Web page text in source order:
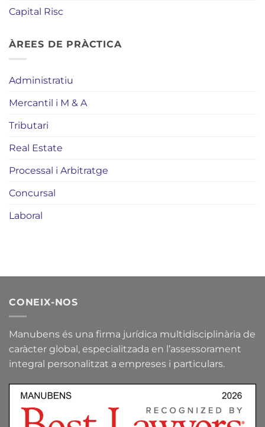
Capital Risc
ÀREES DE PRÀCTICA
Administratiu
Mercantil i M & A
Tributari
Real Estate
Processal i Arbitratge
Concursal
Laboral
CONEIX-NOS
Manubens és una firma jurídica multidisciplinària de
caràcter global, especialitzada en l’assessorament
integral personalitzat a empreses i particulars.